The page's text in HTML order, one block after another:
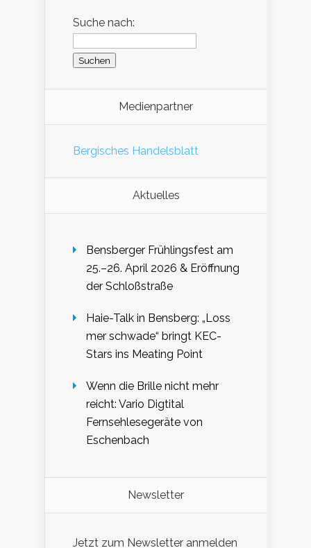
Suche nach:
Medienpartner
Bergisches Handelsblatt
Aktuelles
Bensberger Frühlingsfest am
25.–26. April 2026 & Eröffnung
der Schloßstraße
Haie-Talk in Bensberg: „Loss
mer schwade“ bringt KEC-
Stars ins Meating Point
Wenn die Brille nicht mehr
reicht: Vario Digtital
Fernsehlesegeräte von
Eschenbach
Newsletter
Jetzt zum Newsletter anmelden